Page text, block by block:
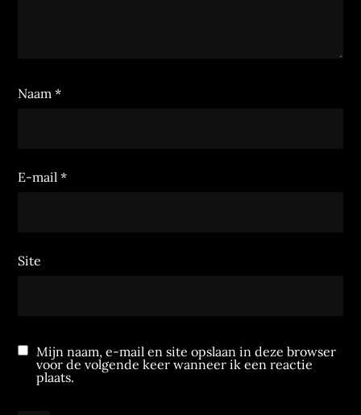
Naam*
E-mail*
Site
Mijn naam, e-mail en site opslaan in deze browser
voor de volgende keer wanneer ik een reactie
plaats.